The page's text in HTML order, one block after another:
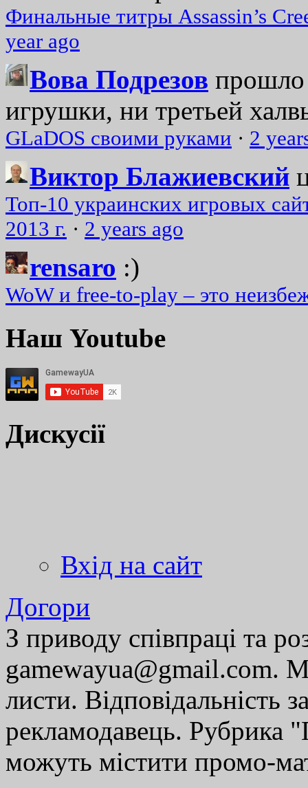
Финальные титры Assassin’s
year ago
Вова Подрезов прошло
игрушки, ни третьей
GLaDOS своими руками · 2
Виктор Блажиевский
Топ-10 украинских игровых
2013 г. · 2 years ago
rensaro :)
WoW и free-to-play – это
Наш Youtube
Дискусії
Вхід на сайт
Догори
З приводу співпраці та
gamewayua@gmail.com.
листи. Відповідальність
рекламодавець. Рубрика
можуть містити промо-